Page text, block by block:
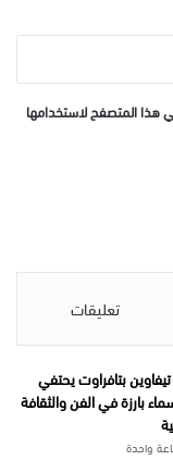
هذا المتصفح لاستخدامها
تعليقات
بتافراوت يحتفي
بارزة في الفن والثقافة
واحدة